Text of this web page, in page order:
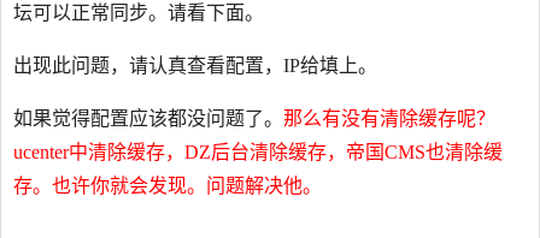
坛可以正常同步。请看下面。
出现此问题，请认真查看配置，IP给填上。
如果觉得配置应该都没问题了。 那么有没有清除缓存呢？
ucenter中清除缓存，DZ后台清除缓存，帝国CMS也清除缓
存。也许你就会发现。问题解决他。